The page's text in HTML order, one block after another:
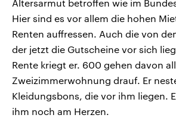
Altersarmut betroffen wie im
Hier sind es vor allem die hohen
Renten auffressen. Auch die von
der jetzt die Gutscheine vor sich
Rente kriegt er. 600 gehen davon
Zweizimmerwohnung drauf. Er
Kleidungsbons, die vor ihm liegen.
ihm noch am Herzen.